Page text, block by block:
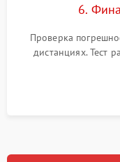
6.
Проверка
дистанциях. Тест
термограмм в
автономности